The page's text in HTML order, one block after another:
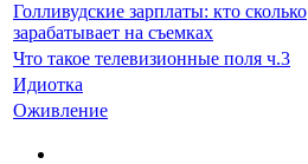
Голливудские зарплаты: кто сколько
зарабатывает на съемках
Что такое телевизионные поля ч.3
Идиотка
Оживление